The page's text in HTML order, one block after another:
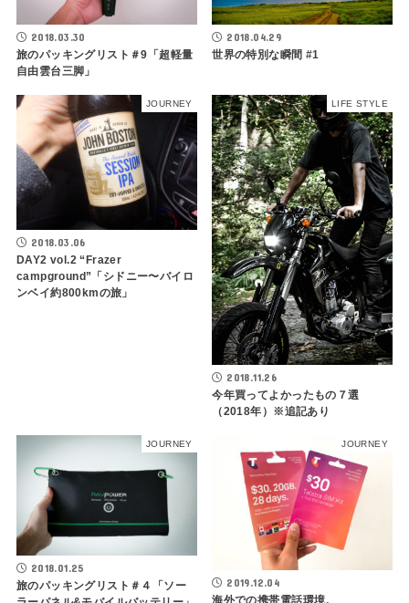
2018.03.30
旅のパッキングリスト＃9「超軽量
自由雲台三脚」
2018.04.29
世界の特別な瞬間 #1
JOURNEY
2018.03.06
DAY2 vol.2 “Frazer
campground”「シドニー〜バイロ
ンベイ約800kmの旅」
LIFE STYLE
2018.11.26
今年買ってよかったもの７選
（2018年）※追記あり
JOURNEY
2018.01.25
旅のパッキングリスト＃４「ソー
JOURNEY
2019.12.04
海外での携帯電話環境。